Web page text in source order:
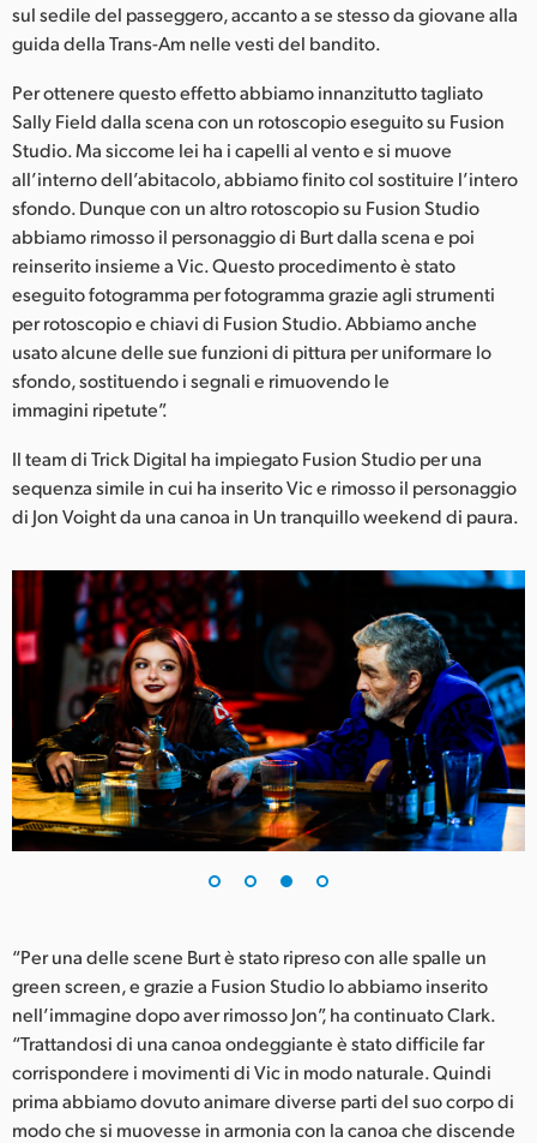
sul sedile del passeggero, accanto a se stesso da giovane alla
guida della Trans-Am nelle vesti del bandito.
Per ottenere questo effetto abbiamo innanzitutto tagliato
Sally Field dalla scena con un rotoscopio eseguito su Fusion
Studio. Ma siccome lei ha i capelli al vento e si muove
all’interno dell’abitacolo, abbiamo finito col sostituire l’intero
sfondo. Dunque con un altro rotoscopio su Fusion Studio
abbiamo rimosso il personaggio di Burt dalla scena e poi
reinserito insieme a Vic. Questo procedimento è stato
eseguito fotogramma per fotogramma grazie agli strumenti
per rotoscopio e chiavi di Fusion Studio. Abbiamo anche
usato alcune delle sue funzioni di pittura per uniformare lo
sfondo, sostituendo i segnali e rimuovendo le
immagini ripetute”.
Il team di Trick Digital ha impiegato Fusion Studio per una
sequenza simile in cui ha inserito Vic e rimosso il personaggio
di Jon Voight da una canoa in Un tranquillo weekend di paura.
“Per una delle scene Burt è stato ripreso con alle spalle un
green screen, e grazie a Fusion Studio lo abbiamo inserito
nell’immagine dopo aver rimosso Jon”, ha continuato Clark.
“Trattandosi di una canoa ondeggiante è stato difficile far
corrispondere i movimenti di Vic in modo naturale. Quindi
prima abbiamo dovuto animare diverse parti del suo corpo di
modo che si muovesse in armonia con la canoa che discende